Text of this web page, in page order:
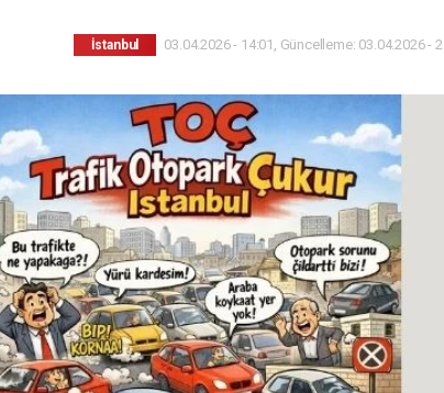
İstanbul 03.04.2026 - 14:01, Güncelleme: 03.04.2026 -